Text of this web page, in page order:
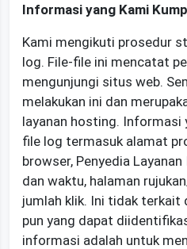
Informasi yang Kami
Kami mengikuti prosedur
log. File-file ini mencatat
mengunjungi situs web.
melakukan ini dan
layanan hosting. Informasi
file log termasuk alamat
browser, Penyedia
dan waktu, halaman
jumlah klik. Ini tidak terkait
pun yang dapat
informasi adalah untuk